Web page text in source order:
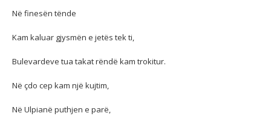
Në finesën tënde
Kam kaluar gjysmën e jetës tek ti,
Bulevardeve tua takat rëndë kam trokitur.
Në çdo cep kam një kujtim,
Në Ulpianë puthjen e parë,